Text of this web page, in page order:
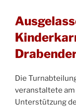
Die
veranstaltete
Unterstützung